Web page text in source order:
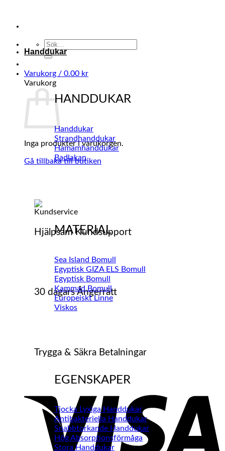
content
Sök
efter:
Varukorg / 0.00 kr
Varukorg
Inga produkter i varukorgen.
Gå tillbaka till butiken
Hjälpsam Kundsupport
30 dagars Ångerrätt
Trygga & Säkra Betalningar
Handdukar
HANDDUKAR
Handdukar
Strandhanddukar
Hamamhanddukar
Badlakan
MATERIAL
Sea Island Bomull
Egyptisk GIZA ELS Bomull
Egyptisk Bomull
Kammad Bomull
Europeiskt Linne
Viskos
EGENSKAPER
Tjocka Lyxiga Handdukar
Antibakteriella Handdukar
Snabbtorkande Handdukar
Hög Absorptionsförmåga
Stora Handdukar